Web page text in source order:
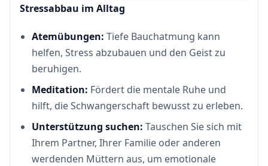
Stressabbau im Alltag
Atemübungen: Tiefe Bauchatmung kann
helfen, Stress abzubauen und den Geist zu
beruhigen.
Meditation: Fördert die mentale Ruhe und
hilft, die Schwangerschaft bewusst zu erleben.
Unterstützung suchen: Tauschen Sie sich mit
Ihrem Partner, Ihrer Familie oder anderen
werdenden Müttern aus, um emotionale